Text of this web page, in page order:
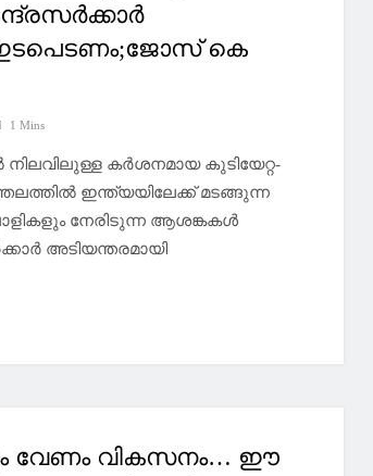
ഇടപെടണം;ജോസ് കെ
1 Mins
കർശനമായ കുടിയേറ്റ-
ഇന്ത്യയിലേക്ക് മടങ്ങുന്ന
നേരിടുന്ന ആശങ്കകൾ
അടിയന്തരമായി
വേണം വികസനം… ഈ